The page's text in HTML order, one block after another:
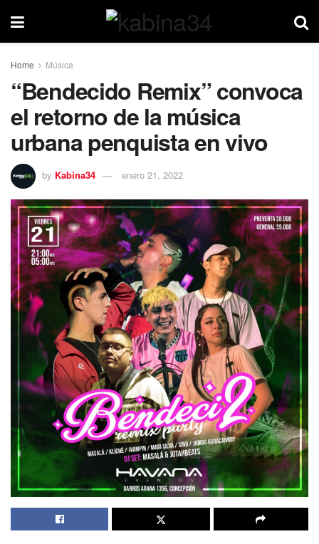
Home Música
“Bendecido Remix” convoca
el retorno de la música
urbana penquista en vivo
by Kabina34 enero 21, 2022